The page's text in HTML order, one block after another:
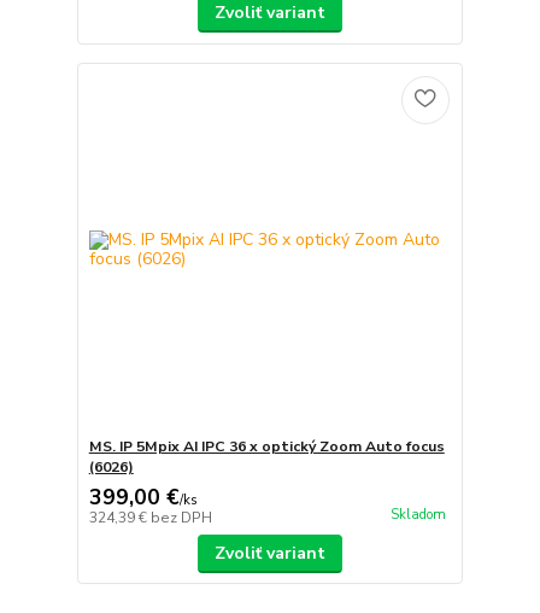
Zvoliť variant
MS. IP 5Mpix AI IPC 36 x optický Zoom Auto focus
(6026)
399,00 €/ks
324,39 € bez DPH Skladom
Zvoliť variant